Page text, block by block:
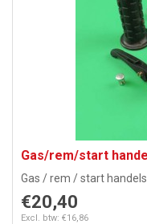
Gas/rem/start
Gas / rem / start
€20,40
Excl. btw: €16,86